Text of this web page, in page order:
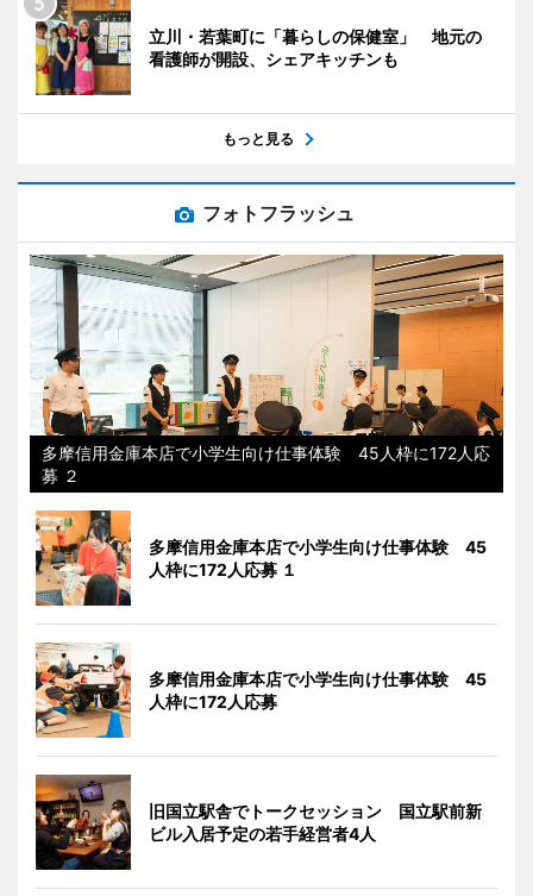
立川・若葉町に「暮らしの保健室」 地元の
看護師が開設、シェアキッチンも
もっと見る
フォトフラッシュ
多摩信用金庫本店で小学生向け仕事体験 45人枠に172人応
募 ２
多摩信用金庫本店で小学生向け仕事体験 45
人枠に172人応募 １
多摩信用金庫本店で小学生向け仕事体験 45
人枠に172人応募
旧国立駅舎でトークセッション 国立駅前新
ビル入居予定の若手経営者4人